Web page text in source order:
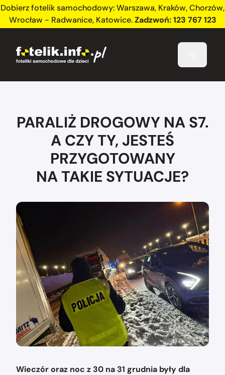
Dobierz fotelik samochodowy:Warszawa, Kraków,Chorzów,
Wrocław - Radwanice, Katowice.Zadzwoń:123 767 123
PARALIŻ DROGOWY NA S7.
A CZY TY, JESTEŚ
PRZYGOTOWANY
NA TAKIE SYTUACJE?
Wieczór oraz noc z 30 na 31 grudnia były dla